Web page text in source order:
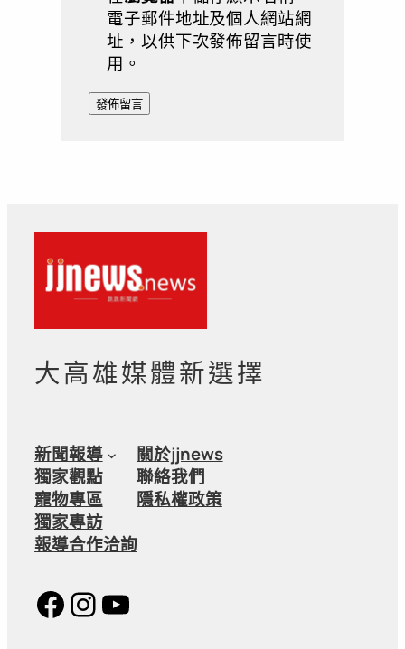
電子郵件地址及個人網站網
址，以供下次發佈留言時使
用。
大高雄媒體新選擇
新聞報導
獨家觀點
寵物專區
獨家專訪
報導合作洽詢
關於jjnews
聯絡我們
隱私權政策
Facebook
Instagram
YouTube